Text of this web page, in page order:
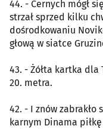
44. - Cernych mógł
strzał sprzed kilku
dośrodkowaniu
głową w siatce
43. - Żółta kartka
20. metra.
42. - I znów zabrakło
karnym Dinama